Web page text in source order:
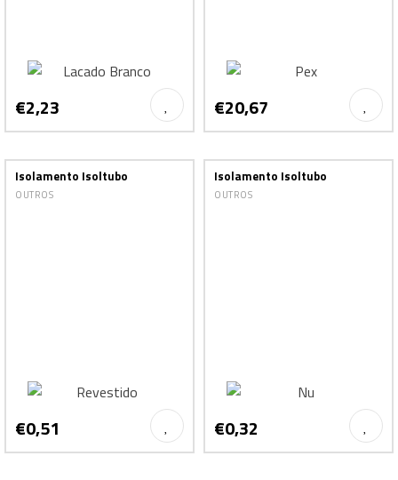
€2,23 €20,67
Isolamento Isoltubo
OUTROS
€0,51
Isolamento Isoltubo
OUTROS
€0,32